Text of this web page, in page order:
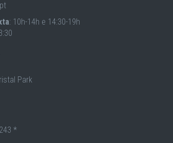
: 10h-14h e 14:30-19h
Park
*